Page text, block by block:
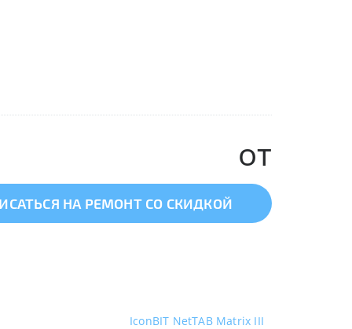
от
НА РЕМОНТ СО СКИДКОЙ
IconBIT NetTAB Matrix III